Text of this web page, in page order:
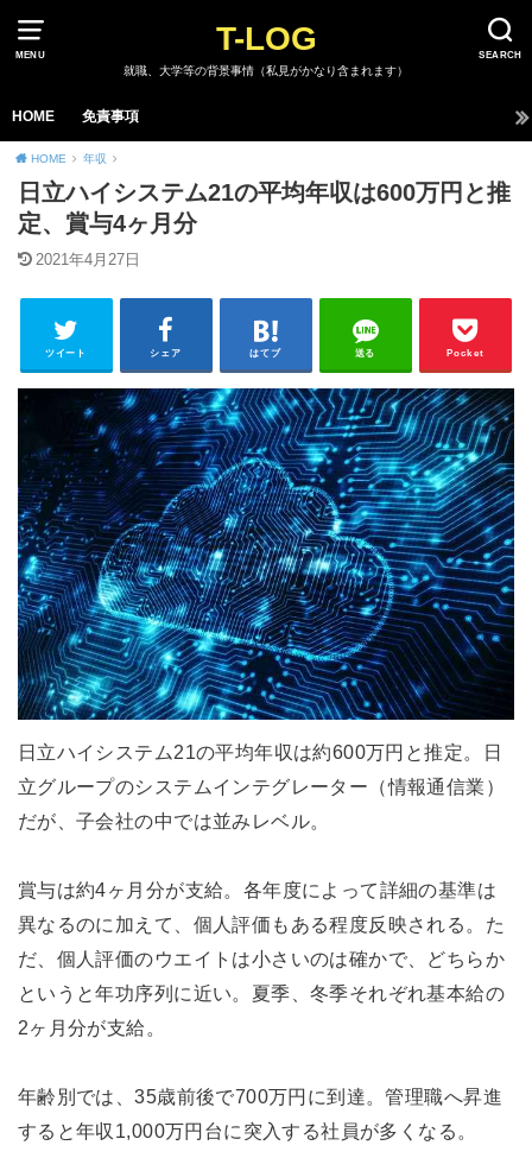
MENU SEARCH
T-LOG
就職、大学等の背景事情（私見がかなり含まれます）
HOME 免責事項
HOME 年収
日立ハイシステム21の平均年収は600万円と推
定、賞与4ヶ月分
2021年4月27日
ツイート シェア はてブ 送る Pocket
日立ハイシステム21の平均年収は約600万円と推定。日
立グループのシステムインテグレーター（情報通信業）
だが、子会社の中では並みレベル。
賞与は約4ヶ月分が支給。各年度によって詳細の基準は
異なるのに加えて、個人評価もある程度反映される。た
だ、個人評価のウエイトは小さいのは確かで、どちらか
というと年功序列に近い。夏季、冬季それぞれ基本給の
2ヶ月分が支給。
年齢別では、35歳前後で700万円に到達。管理職へ昇進
すると年収1,000万円台に突入する社員が多くなる。